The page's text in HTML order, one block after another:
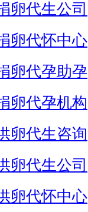
卵代生公司
卵代怀中心
卵代孕助孕
卵代孕机构
卵代生咨询
卵代生公司
卵代怀中心